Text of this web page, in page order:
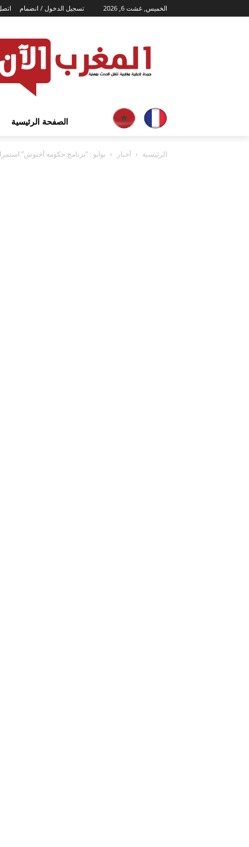
الخميس, غشت 6, 2026 تسجيل الدخول / انضمام
الصفحة الرئيسية
الرئيسية أخبار بوانو : “برنامج حكومة أخنوش”